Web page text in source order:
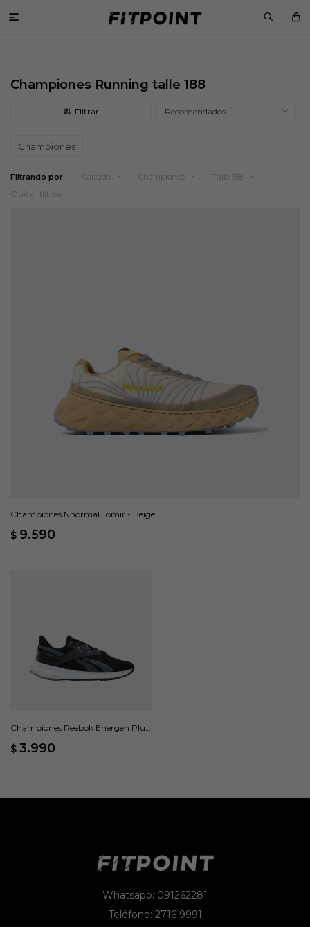

Championes Running talle 188
Recomendados
Championes
Filtrando por: Calzado Championes Talle 188
Quitar filtros
Championes Nnormal Tomir - Beige
$ 9.590
Championes Reebok Energen Plus
$ 3.990
Whatsapp: 091262281
Teléfono: 2716 9991